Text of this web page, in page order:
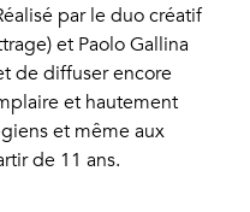
par le duo créatif
et Paolo Gallina
de diffuser encore
et hautement
et même aux
de 11 ans.